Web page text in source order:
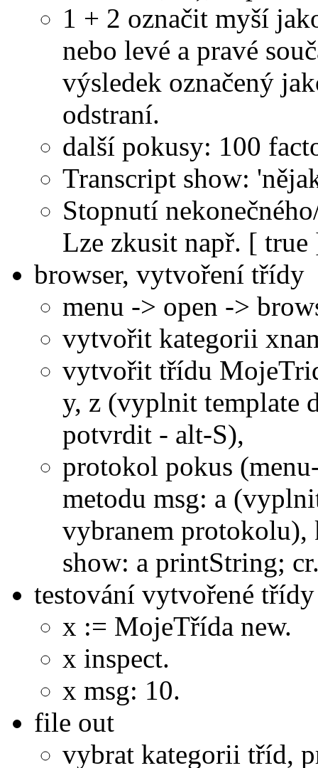
1 + 2 označit myší
nebo levé a pravé
výsledek označený
odstraní.
další pokusy: 100
Transcript show:
Stopnutí
Lze zkusit např. [
browser, vytvoření třídy
menu -> open ->
vytvořit kategorii
vytvořit třídu
y, z (vyplnit template
potvrdit - alt-S),
protokol pokus
metodu msg: a
vybranem protokolu),
show: a printString;
testování vytvořené
x := MojeTřída new.
x inspect.
x msg: 10.
file out
vybrat kategorii tříd,